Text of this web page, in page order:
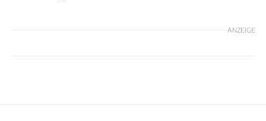
ANZEIGE